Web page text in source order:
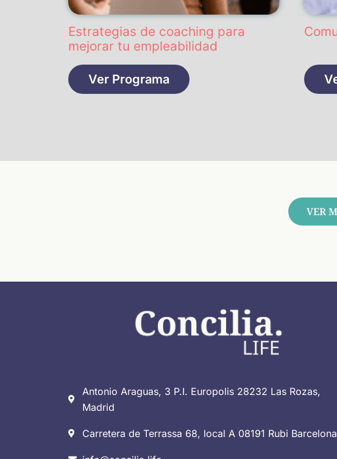
Estrategias de coaching para
mejorar tu empleabilidad
Ver Programa
VER
Antonio Araguas, 3 P.I. Europolis 28232 Las Rozas,
Madrid
Carretera de Terrassa 68, local A 08191 Rubi Barcelona